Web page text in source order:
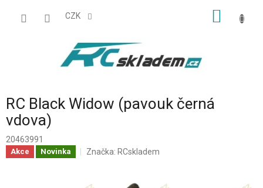
CZK
RC Black Widow (pavouk černá
vdova)
20463991
Akce Novinka Značka: RCskladem